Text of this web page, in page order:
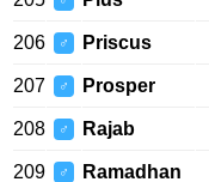
206 ♂ Priscus
207 ♂ Prosper
208 ♂ Rajab
209 ♂ Ramadhan